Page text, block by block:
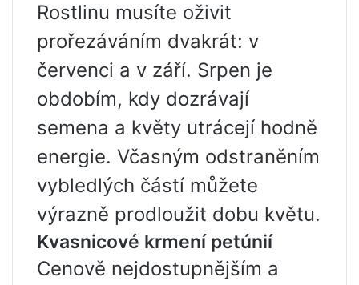
Rostlinu musíte oživit
prořezáváním dvakrát: v
červenci a v září. Srpen je
obdobím, kdy dozrávají
semena a květy utrácejí hodně
energie. Včasným odstraněním
vybledlých částí můžete
výrazně prodloužit dobu květu.
Kvasnicové krmení petúnií
Cenově nejdostupnějším a